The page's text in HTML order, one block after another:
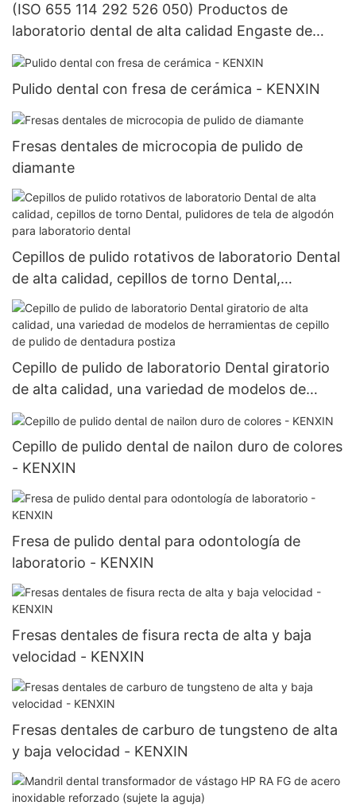
(ISO 655 114 292 526 050) Productos de
laboratorio dental de alta calidad Engaste de
piedras dentales Equipos de piedras preciosas
Pulido dental con fresa de cerámica - KENXIN
Fresas dentales de microcopia de pulido de
diamante
Cepillos de pulido rotativos de laboratorio Dental
de alta calidad, cepillos de torno Dental,
pulidores de tela de algodón para laboratorio
dental
Cepillo de pulido de laboratorio Dental giratorio
de alta calidad, una variedad de modelos de
herramientas de cepillo de pulido de dentadura
postiza
Cepillo de pulido dental de nailon duro de colores
- KENXIN
Fresa de pulido dental para odontología de
laboratorio - KENXIN
Fresas dentales de fisura recta de alta y baja
velocidad - KENXIN
Fresas dentales de carburo de tungsteno de alta
y baja velocidad - KENXIN